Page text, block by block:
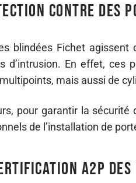
contre des
blindées Fichet
d’intrusion. En effet, ces
mais aussi de
pour garantir la
de l’installation de
A2P